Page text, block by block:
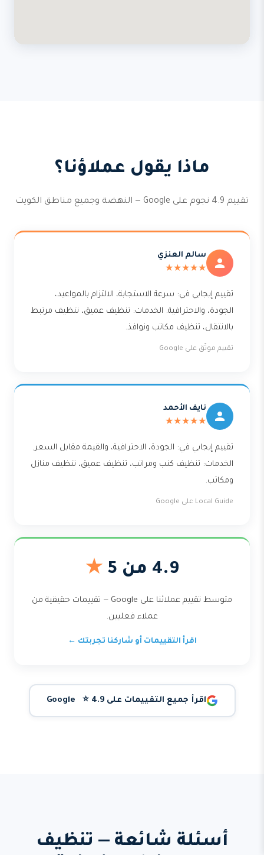
ماذا يقول عملاؤنا؟
تقييم 4.9 نجوم على Google — النهضة وجميع مناطق الكويت
سالم العنزي
★★★★★
تقييم إيجابي في: سرعة الاستجابة، الالتزام بالمواعيد،
الجودة، والاحترافية. الخدمات: تنظيف عميق، تنظيف مرتبط
بالانتقال، تنظيف مكاتب ونوافذ.
تقييم موثّق على Google
نايف الأحمد
★★★★★
تقييم إيجابي في: الجودة، الاحترافية، والقيمة مقابل السعر.
الخدمات: تنظيف كنب ومراتب، تنظيف عميق، تنظيف منازل
ومكاتب.
Local Guide على Google
4.9 من 5 ★
متوسط تقييم عملائنا على Google — تقييمات حقيقية من
عملاء فعليين.
اقرأ التقييمات أو شاركنا تجربتك ←
اقرأ جميع التقييمات على Google ⭐ 4.9
أسئلة شائعة — تنظيف